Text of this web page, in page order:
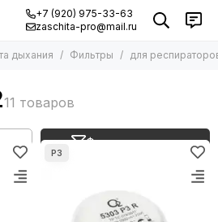
+7 (920) 975-33-63
zaschita-pro@mail.ru
дыхания Фильтры для
Фильтр товаров